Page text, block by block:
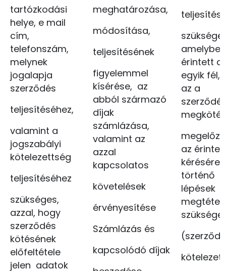
tartózkodási
helye, e mail
cím,
telefonszám,
melynek
jogalapja
szerződés
teljesítéséhez,
valamint a
jogszabályi
kötelezettség
teljesítéséhez
szükséges,
azzal, hogy
szerződés
kötésének
előfeltétele
jelen adatok
meghatározása,
módosítása,
teljesítésének
figyelemmel
kísérése, az
abból származó
díjak
számlázása,
valamint az
azzal
kapcsolatos
követelések
érvényesítése
Számlázás és
kapcsolódó díjak
érintett
egyik fél,
az a
az
kérésére
történő
lépések